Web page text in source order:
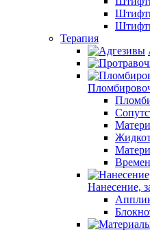
Терапия
Нанесение,